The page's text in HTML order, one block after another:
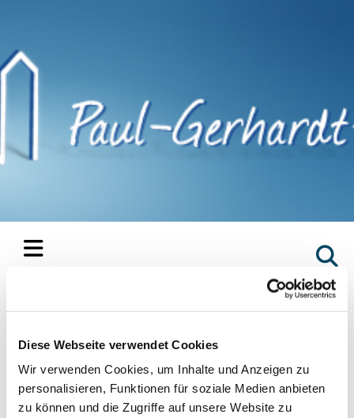
Diese Webseite verwendet Cookies
Wir verwenden Cookies, um Inhalte und Anzeigen zu
personalisieren, Funktionen für soziale Medien anbieten
zu können und die Zugriffe auf unsere Website zu
Wandergruppe "Gut zu Fuß"